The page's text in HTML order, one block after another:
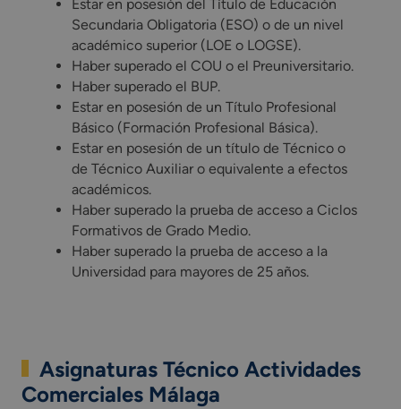
Estar en posesión del Título de Educación
Secundaria Obligatoria (ESO) o de un nivel
académico superior (LOE o LOGSE).
Haber superado el COU o el Preuniversitario.
Haber superado el BUP.
Estar en posesión de un Título Profesional
Básico (Formación Profesional Básica).
Estar en posesión de un título de Técnico o
de Técnico Auxiliar o equivalente a efectos
académicos.
Haber superado la prueba de acceso a Ciclos
Formativos de Grado Medio.
Haber superado la prueba de acceso a la
Universidad para mayores de 25 años.
Asignaturas Técnico Actividades
Comerciales Málaga